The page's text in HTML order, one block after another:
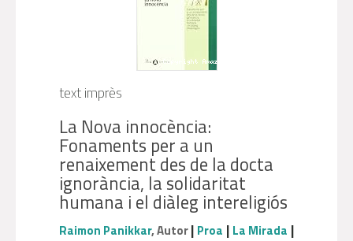
text imprès
La Nova innocència:
Fonaments per a un
renaixement des de la docta
ignorància, la solidaritat
humana i el diàleg intereligiós
Raimon Panikkar, Autor| Proa | La Mirada |